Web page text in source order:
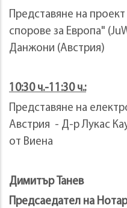
Представяне на
спорове за Европа"
Данжони (Австрия)
10:30 ч.-11:30 ч.:
Представяне на
Австрия - Д-р Лукас
от Виена
Димитър Танев
Предсаедател на